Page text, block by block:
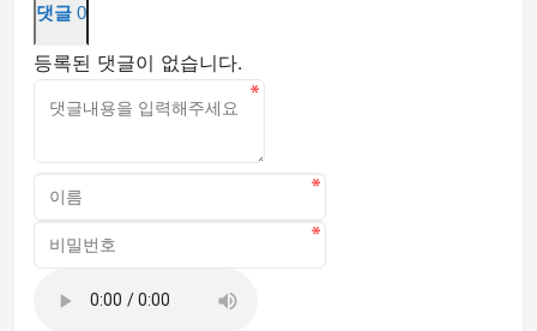
댓글 0
등록된 댓글이 없습니다.